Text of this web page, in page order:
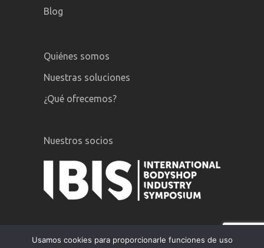
Blog
Quiénes somos
Nuestras soluciones
¿Qué ofrecemos?
Nuestros socios
Usamos cookies para proporcionarle funciones de uso